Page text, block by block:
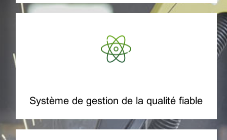
Système de gestion de la qualité fiable